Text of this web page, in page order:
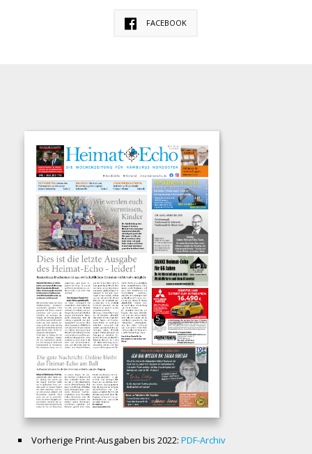
FACEBOOK
Vorherige Print-Ausgaben bis 2022: PDF-Archiv